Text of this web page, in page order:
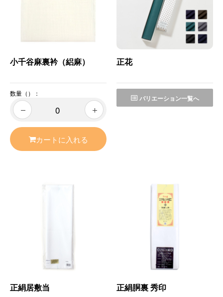
小千谷麻裏衿（絽麻）
数量（）：
カートに入れる
正花
バリエーション一覧へ
正絹居敷当 正絹胴裏 秀印